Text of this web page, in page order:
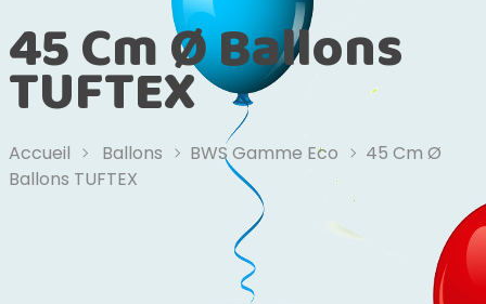
45 Cm Ø Ballons
TUFTEX
Accueil Ballons BWS Gamme Eco
45 Cm Ø
Ballons TUFTEX